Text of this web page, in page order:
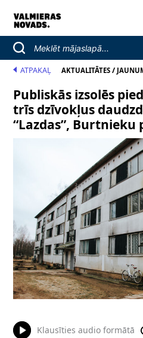
ATPAKAĻ AKTUALITĀTES/
Publiskās izsolēs
trīs dzīvokļus
“Lazdas”, Burtnieku
Klausīties audio formātā